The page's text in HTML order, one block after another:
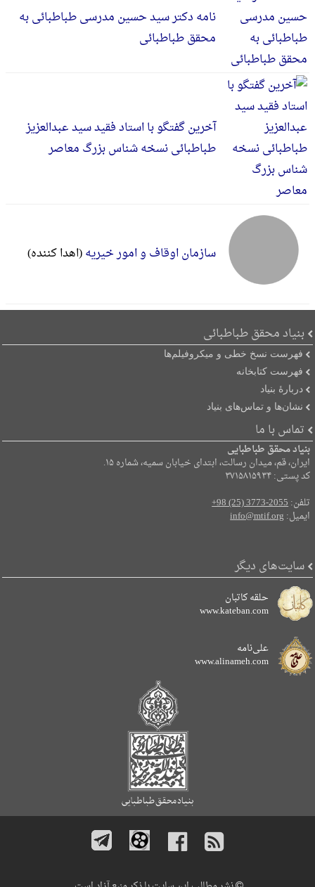
نامه دکتر سید حسین مدرسی طباطبائی به
محقق طباطبائی
آخرین گفتگو با استاد فقید سید عبدالعزیز
طباطبائی نسخه شناس بزرگ معاصر
سازمان اوقاف و امور خیریه(اهدا کننده)
بنیاد محقق طباطبائی
فهرست نسخ خطی و میکروفیلم‌ها
فهرست کتابخانه
دربارۀ بنیاد
نشان‌ها و تماس‌های بنیاد
تماس با ما
بنیاد محقق طباطبایی
ایران، قم، میدان رسالت، ابتدای خیابان سمیه، شماره ۱۵.
کد پستی: ۳۷۱۵۸۱۵۹۳۴
تلفن:+98 (25) 3773-2055
ایمیل:info@mtif.org
سایت‌های دیگر
حلقه کاتبان
www.kateban.com
علی‌نامه
www.alinameh.com